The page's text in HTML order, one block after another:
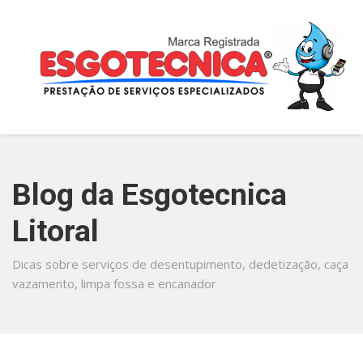
Blog da Esgotecnica
Litoral
Dicas sobre serviços de desentupimento, dedetização, caça
vazamento, limpa fossa e encanador